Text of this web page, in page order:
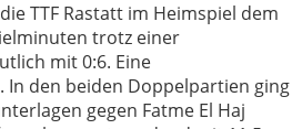
TTF Rastatt im Heimspiel dem
trotz einer
mit 0:6. Eine
In den beiden Doppelpartien ging
gegen Fatme El Haj